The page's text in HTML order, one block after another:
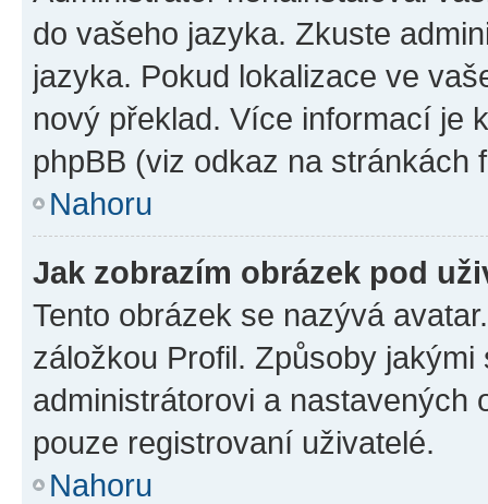
do vašeho jazyka. Zkuste
jazyka. Pokud lokalizace ve
nový překlad. Více informací je
phpBB (viz odkaz na stránkách
Nahoru
Jak zobrazím obrázek pod
Tento obrázek se nazývá
záložkou Profil. Způsoby
administrátorovi a nastavených
pouze registrovaní uživatelé.
Nahoru